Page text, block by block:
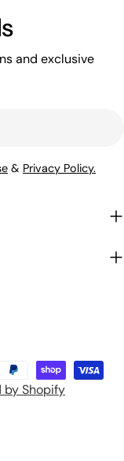
and exclusive
& Privacy Policy.
by Shopify